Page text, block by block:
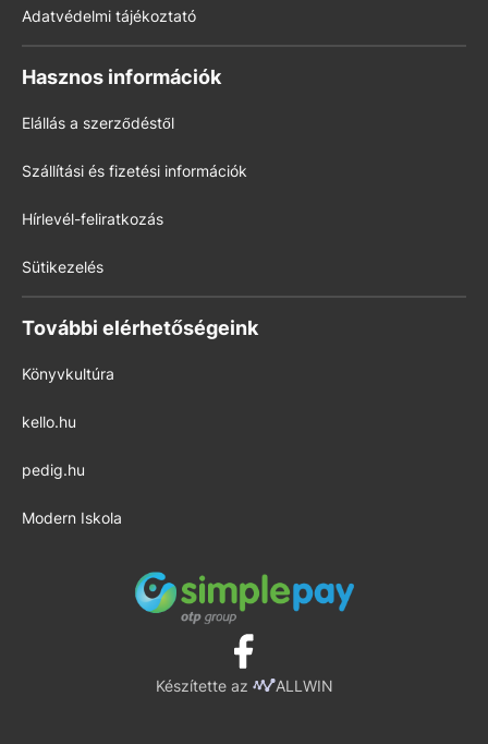
Adatvédelmi tájékoztató
Hasznos információk
Elállás a szerződéstől
Szállítási és fizetési információk
Hírlevél-feliratkozás
Sütikezelés
További elérhetőségeink
Könyvkultúra
kello.hu
pedig.hu
Modern Iskola
Készítette az ALLWIN